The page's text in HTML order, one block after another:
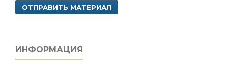
ОТПРАВИТЬ МАТЕРИАЛ
ИНФОРМАЦИЯ